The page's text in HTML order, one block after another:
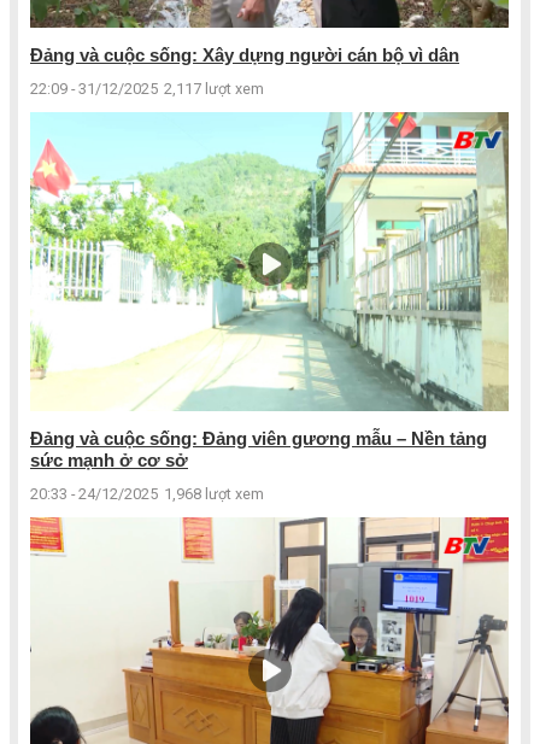
Đảng và cuộc sống: Xây dựng người cán bộ vì dân
22:09 - 31/12/2025 2,117 lượt xem
Đảng và cuộc sống: Đảng viên gương mẫu – Nền tảng
sức mạnh ở cơ sở
20:33 - 24/12/2025 1,968 lượt xem